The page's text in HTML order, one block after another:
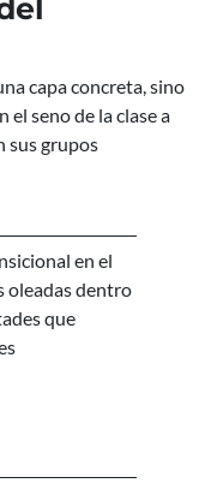
capa concreta, sino
el seno de la clase a
sus grupos
en el
oleadas dentro
que